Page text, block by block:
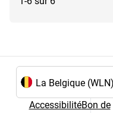
Choix de la langue et
AccessibilitéBon de